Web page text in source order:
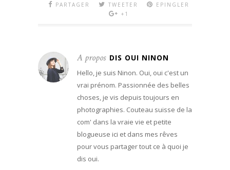
PARTAGER
TWEETER
EPINGLER
+1
A propos DIS OUI NINON
Hello, je suis Ninon. Oui, oui c'est un
vrai prénom. Passionnée des belles
choses, je vis depuis toujours en
photographies. Couteau suisse de la
com' dans la vraie vie et petite
blogueuse ici et dans mes rêves
pour vous partager tout ce à quoi je
dis oui.